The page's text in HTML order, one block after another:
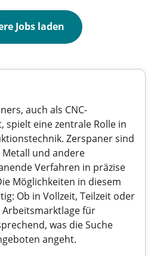
Jobs laden
auch als CNC-
spielt eine zentrale Rolle in
Zerspaner sind
und andere
Verfahren in präzise
Möglichkeiten in diesem
Ob in Vollzeit, Teilzeit oder
für
was die Suche
angeht.